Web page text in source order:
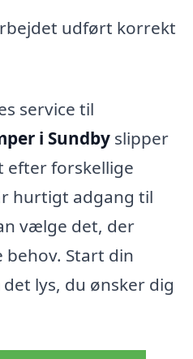
udført korrekt
service til
i Sundby slipper
efter forskellige
hurtigt adgang til
vælge det, der
behov. Start din
lys, du ønsker dig